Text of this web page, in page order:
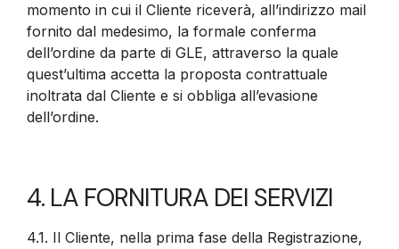
momento in cui il Cliente riceverà, all’indirizzo mail
fornito dal medesimo, la formale conferma
dell’ordine da parte di GLE, attraverso la quale
quest’ultima accetta la proposta contrattuale
inoltrata dal Cliente e si obbliga all’evasione
dell’ordine.
4. LA FORNITURA DEI SERVIZI
4.1. Il Cliente, nella prima fase della Registrazione,